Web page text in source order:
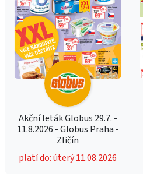
Akční leták Globus 29.7. -
11.8.2026 - Globus Praha -
Zličín
platí do: úterý 11.08.2026